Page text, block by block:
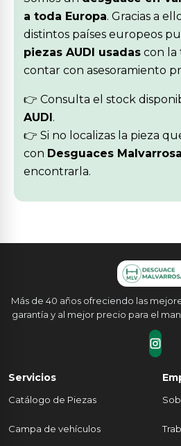
a toda Europa. Gracias a
distintos países europeos
piezas AUDI usadas con la
contar con asesoramiento
👉 Consulta el stock
AUDI.
👉 Si no localizas la pieza
con Desguaces Malvarrosa
encontrarla.
Más de 40 años ofreciendo las
garantía y al mejor precio para el
Servicios
Catálogo de Piezas
Campa de vehículos